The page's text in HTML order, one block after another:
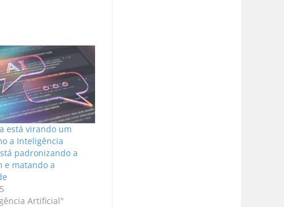
está virando um
a Inteligência
padronizando a
e matando a
Artificial"